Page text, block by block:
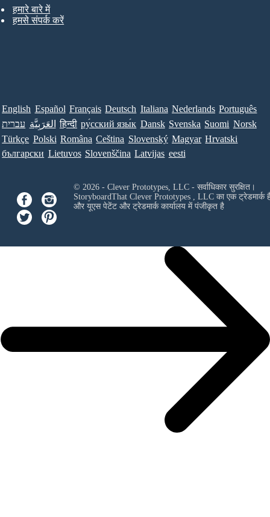
हमारे बारे में
हमसे संपर्क करें
English Español Français Deutsch Italiana Nederlands Português
עברית العَرَبِيَّة हिन्दी ру́сский язы́к Dansk Svenska Suomi Norsk
Türkçe Polski Româna Ceština Slovenský Magyar Hrvatski
български Lietuvos Slovenščina Latvijas eesti
© 2026 - Clever Prototypes, LLC - सर्वाधिकार सुरक्षित।
StoryboardThat Clever Prototypes , LLCका एक ट्रेडमार्क
और यूएस पेटेंट और ट्रेडमार्क कार्यालय में पंजीकृत है